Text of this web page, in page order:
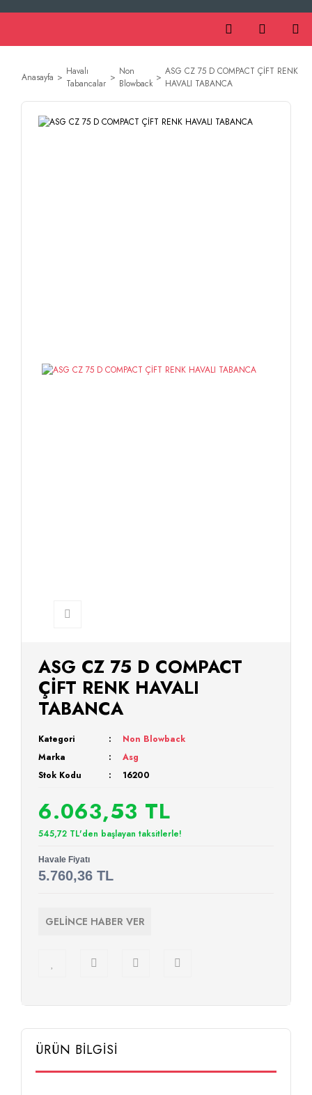
Anasayfa
Havalı
Tabancalar
Non
Blowback
ASG CZ 75 D COMPACT ÇİFT RENK
HAVALI TABANCA
ASG CZ 75 D COMPACT
ÇİFT RENK HAVALI
TABANCA
Kategori
Non Blowback
Marka
Asg
Stok Kodu
16200
6.063,53 TL
545,72 TL'den başlayan taksitlerle!
Havale Fiyatı
5.760,36 TL
GELİNCE HABER VER
ÜRÜN BİLGİSİ